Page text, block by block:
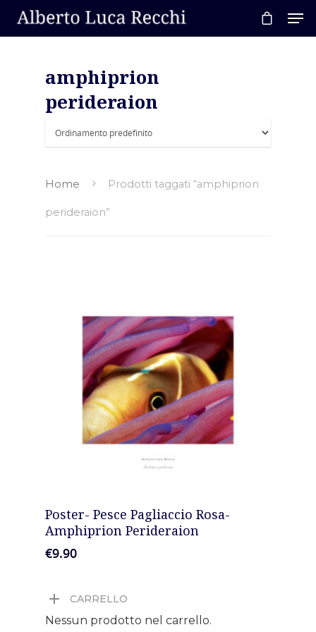
Hit enter to search or ESC to close
amphiprion
perideraion
Home Prodotti taggati “amphiprion
perideraion”
AGGIUNGI AL CARRELLO
Poster- Pesce Pagliaccio Rosa-
Amphiprion Perideraion
€9.90
CARRELLO
Nessun prodotto nel carrello.
Podcast
News
Gallery
Expeditions
Contacts